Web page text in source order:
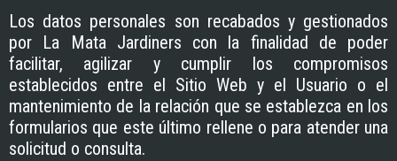
Los datos personales son recabados y gestionados
por
La Mata Jardiners con la finalidad de poder
facilitar, agilizar y cumplir los compromisos
establecidos entre el Sitio Web y el Usuario o el
mantenimiento de la relación que se establezca en los
formularios que este último rellene o para atender una
solicitud o consulta.